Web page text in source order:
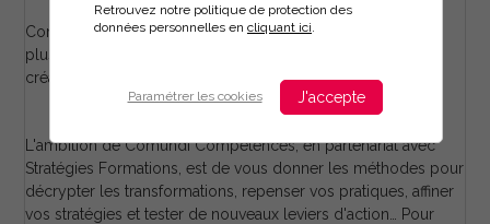
Retrouvez notre politique de protection des
données personnelles en cliquant ici
Paramétrer les cookies J'accepte
Comment bâtir des stratégies de communication toujours
plus innovantes ? Comment repenser la création et la
créativité ?
L'ambition de Comundi Compétences, en partenariat avec
Stratégies Formations, est de vous donner les méthodes pour
décrypter les transformations, repenser vos pratiques, affiner
vos stratégies et tester de nouveaux leviers d'action… Pour